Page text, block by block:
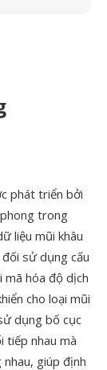
phát triển bởi
trong
liệu mũi khâu
sử dụng cấu
mã hóa độ dịch
cho loại mũi
dụng bố cục
tiếp nhau mà
giúp định